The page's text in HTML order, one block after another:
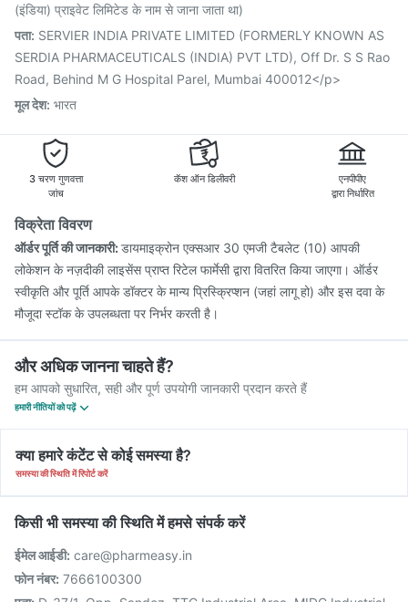
Vaxiflu 2025-2026 Vaccine Pneumosil Vaccine
Gardasil Injection
Vaxigrip NH 2025/2026 Vaccine
(इंडिया) प्राइवेट लिमिटेड के नाम से जाना जाता था)
पता: SERVIER INDIA PRIVATE LIMITED (FORMERLY KNOWN AS
SERDIA PHARMACEUTICALS (INDIA) PVT LTD), Off Dr. S S Rao
Road, Behind M G Hospital Parel, Mumbai 400012</p>
मूल देश: भारत
3 चरण गुणवत्ता
जांच
कॅश ऑन डिलीवरी
एनपीपीए
द्वारा निर्धारित
विक्रेता विवरण
ऑर्डर पूर्ति की जानकारी:डायमाइक्रोन एक्सआर 30 एमजी टैबलेट (10) आपकी
लोकेशन के नज़दीकी लाइसेंस प्राप्त रिटेल फार्मेसी द्वारा वितरित किया जाएगा। ऑर्डर
स्वीकृति और पूर्ति आपके डॉक्टर के मान्य प्रिस्क्रिप्शन (जहां लागू हो) और इस दवा के
मौजूदा स्टॉक के उपलब्धता पर निर्भर करती है।
और अधिक जानना चाहते हैं?
हम आपको सुधारित, सही और पूर्ण उपयोगी जानकारी प्रदान करते हैं
हमारी नीतियों को पढ़ें
क्या हमारे कंटेंट से कोई समस्या है?
समस्या की स्थिति में रिपोर्ट करें
किसी भी समस्या की स्थिति में हमसे संपर्क करें
ईमेल आईडी: care@pharmeasy.in
फोन नंबर: 7666100300